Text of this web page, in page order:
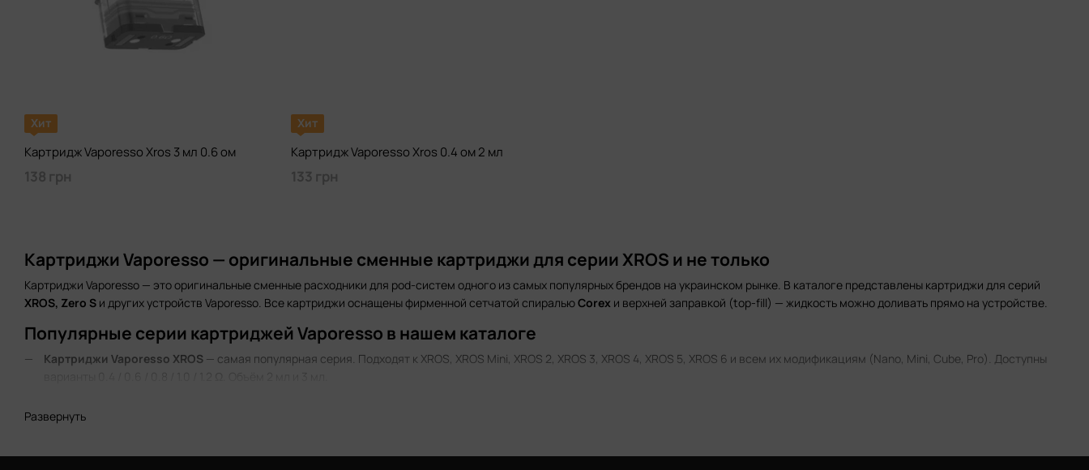
Картриджи Vaporesso — оригинальные сменные картриджи для серии XROS и не только
Картриджи Vaporesso — это оригинальные сменные расходники для pod-систем одного из самых популярных брендов на украинском рынке. В каталоге представлены картриджи для серий
XROS, Zero S и других устройств Vaporesso. Все картриджи оснащены фирменной сетчатой спиральюCorex и верхней заправкой (top-fill) — жидкость можно доливать прямо на устройстве.
Популярные серии картриджей Vaporesso в нашем каталоге
Картриджи Vaporesso XROS — самая популярная серия. Подходят к XROS, XROS Mini, XROS 2, XROS 3, XROS 4, XROS 5, XROS 6 и всем их модификациям (Nano, Mini, Cube, Pro). Доступны
Как выбрать картридж Vaporesso по сопротивлению
0.4–0.6 Ω— свободная и полусвободная затяжка (RDL). Больше пара, яркий вкус. Солевой никотин 12–20 мг.
Развернуть
Хит
Картридж Vaporesso Xros 3 мл 0.6 ом
138 грн
Хит
Картридж Vaporesso Xros 0.4 ом 2 мл
133 грн